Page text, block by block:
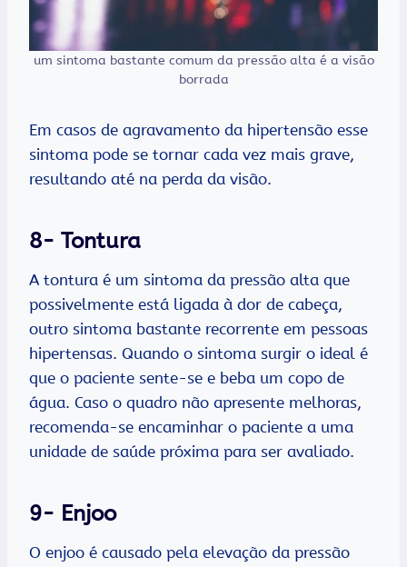
um sintoma bastante comum da pressão alta é a visão
borrada
Em casos de agravamento da hipertensão esse
sintoma pode se tornar cada vez mais grave,
resultando até na perda da visão.
8- Tontura
A tontura é um sintoma da pressão alta que
possivelmente está ligada à dor de cabeça,
outro sintoma bastante recorrente em pessoas
hipertensas. Quando o sintoma surgir o ideal é
que o paciente sente-se e beba um copo de
água. Caso o quadro não apresente melhoras,
recomenda-se encaminhar o paciente a uma
unidade de saúde próxima para ser avaliado.
9- Enjoo
O enjoo é causado pela elevação da pressão